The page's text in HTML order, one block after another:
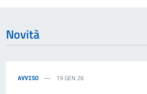
Novità
AVVISO 19 GEN 26